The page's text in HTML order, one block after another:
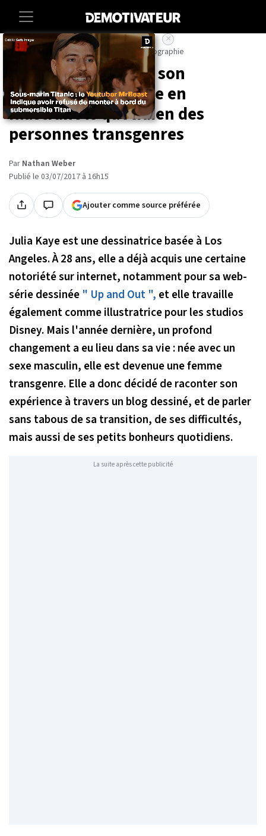
Accueil Societe Lifestyle Art-photographie
Une artiste raconte son
changement de sexe en
illustrant le quotidien des
personnes transgenres
Par Nathan Weber
Publié le 03/07/2017 à 16h15
Ajouter comme source préférée
Julia Kaye est une dessinatrice basée à Los
Angeles. À 28 ans, elle a déjà acquis une certaine
notoriété sur internet, notamment pour sa web-
série dessinée " Up and Out ", et elle travaille
également comme illustratrice pour les studios
Disney. Mais l'année dernière, un profond
changement a eu lieu dans sa vie : née avec un
sexe masculin, elle est devenue une femme
transgenre. Elle a donc décidé de raconter son
expérience à travers un blog dessiné, et de parler
sans tabous de sa transition, de ses difficultés,
mais aussi de ses petits bonheurs quotidiens.
La suite après cette publicité
×